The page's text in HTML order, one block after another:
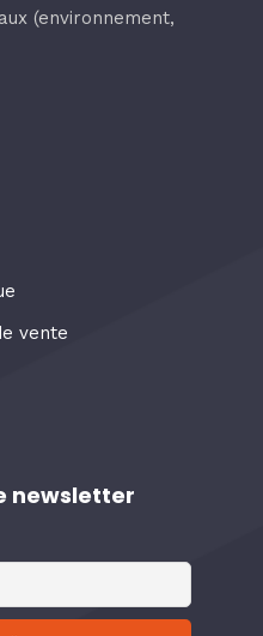
(environnement,
vente
newsletter